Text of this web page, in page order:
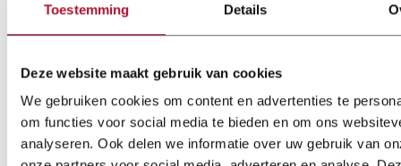
Toestemming Details
Deze website maakt gebruik van cookies
We gebruiken cookies om content en advertenties te
om functies voor social media te bieden en om ons
analyseren. Ook delen we informatie over uw gebruik van